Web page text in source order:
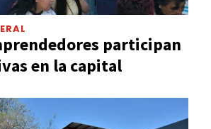
participan
en la capital